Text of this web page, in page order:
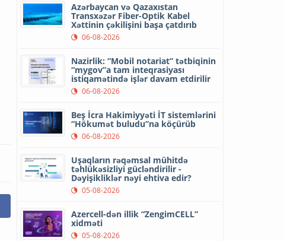
Azərbaycan və Qazaxıstan
Transxəzər Fiber-Optik Kabel
Xəttinin çəkilişini başa çatdırıb
06-08-2026
Nazirlik: “Mobil notariat” tətbiqinin
“mygov”a tam inteqrasiyası
istiqamətində işlər davam etdirilir
06-08-2026
Beş İcra Hakimiyyəti İT sistemlərini
“Hökumət buludu”na köçürüb
06-08-2026
Uşaqların rəqəmsal mühitdə
təhlükəsizliyi gücləndirilir -
Dəyişikliklər nəyi ehtiva edir?
05-08-2026
Azercell-dən illik “ZengimCELL”
xidməti
05-08-2026